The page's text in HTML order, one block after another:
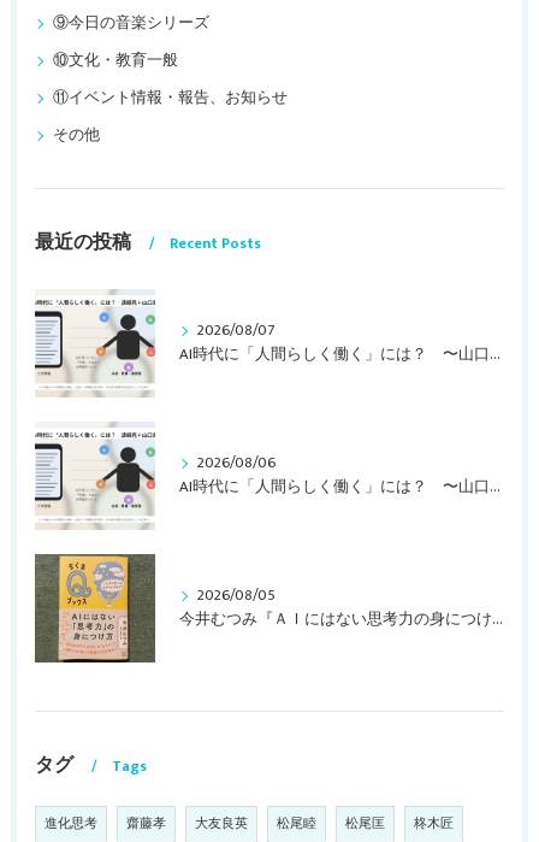
⑨今日の音楽シリーズ
⑩文化・教育一般
⑪イベント情報・報告、お知らせ
その他
最近の投稿 Recent Posts
2026/08/07
AI時代に「人間らしく働く」には？ 〜山口周さんの対談動画・文字起こし（その１）〜
2026/08/06
AI時代に「人間らしく働く」には？ 〜山口周さんのインタビュー記事、動画より〜
2026/08/05
今井むつみ『ＡＩにはない思考力の身につけ方 ことばの学びはなぜ大切なのか？』
タグ Tags
進化思考 齋藤孝 大友良英 松尾睦 松尾匡 柊木匠